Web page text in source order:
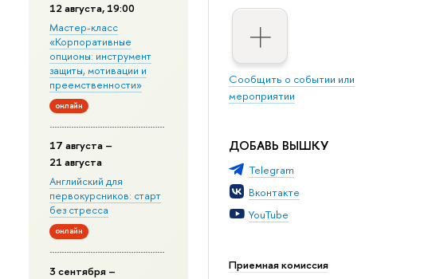
Сообщить о событии или
мероприятии
ДОБАВЬ ВЫШКУ
Telegram
Вконтакте
YouTube
Приемная комиссия
12 августа, 19:00
Мастер-класс
«Корпоративные
опционы: инструмент
защиты, мотивации и
преемственности»
онлайн
17 августа –
21 августа
Английский для
первокурсников: старт
без стресса
онлайн
3 сентября –